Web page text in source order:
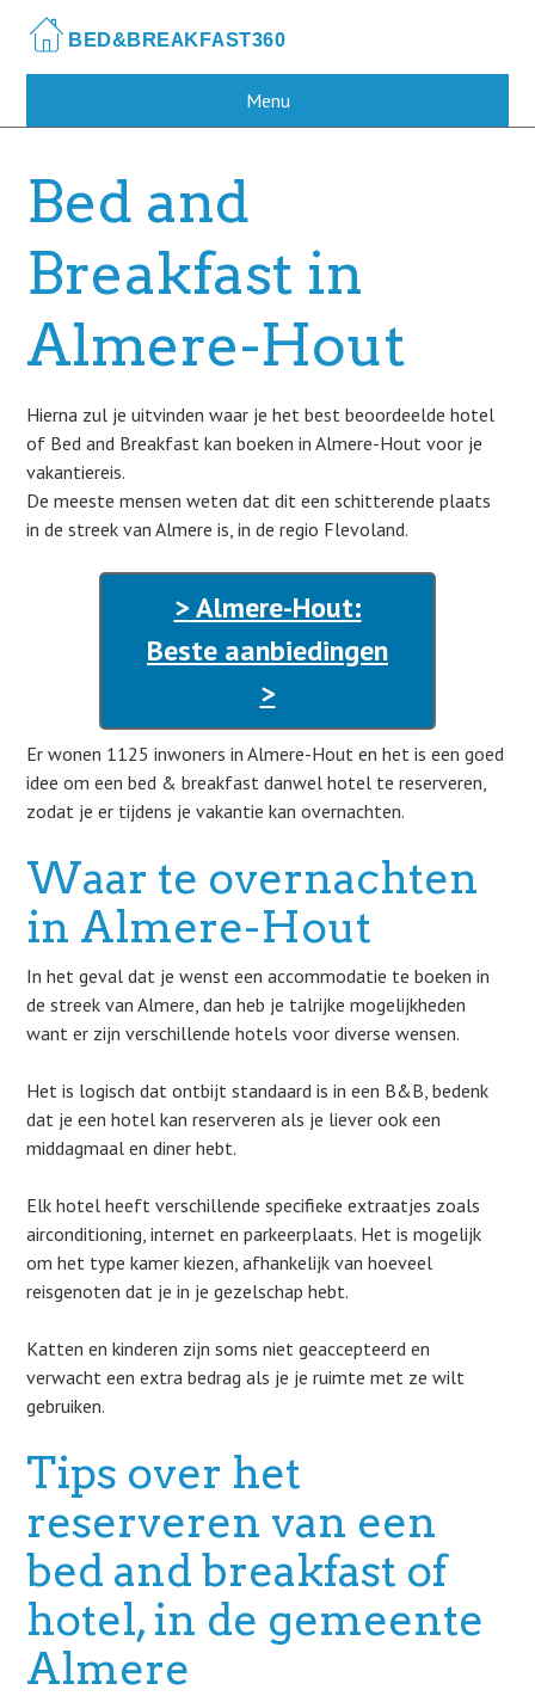
main
Menu
Bed and
Breakfast in
Almere-Hout
Hierna zul je uitvinden waar je het best beoordeelde hotel
of Bed and Breakfast kan boeken in Almere-Hout voor je
vakantiereis.
De meeste mensen weten dat dit een schitterende plaats
in de streek van Almere is, in de regio Flevoland.
> Almere-Hout:
Beste aanbiedingen
>
Er wonen 1125 inwoners in Almere-Hout en het is een goed
idee om een bed & breakfast danwel hotel te reserveren,
zodat je er tijdens je vakantie kan overnachten.
Waar te overnachten
in Almere-Hout
In het geval dat je wenst een accommodatie te boeken in
de streek van Almere, dan heb je talrijke mogelijkheden
want er zijn verschillende hotels voor diverse wensen.
Het is logisch dat ontbijt standaard is in een B&B, bedenk
dat je een hotel kan reserveren als je liever ook een
middagmaal en diner hebt.
Elk hotel heeft verschillende specifieke extraatjes zoals
airconditioning, internet en parkeerplaats. Het is mogelijk
om het type kamer kiezen, afhankelijk van hoeveel
reisgenoten dat je in je gezelschap hebt.
Katten en kinderen zijn soms niet geaccepteerd en
verwacht een extra bedrag als je je ruimte met ze wilt
gebruiken.
Tips over het
reserveren van een
bed and breakfast of
hotel, in de gemeente
Almere